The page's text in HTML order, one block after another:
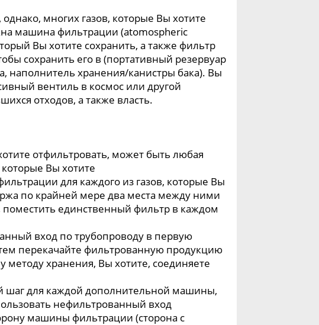
многих газов, которые Вы хотите
машина фильтрации (atomospheric
Вы хотите сохранить, а также фильтр
сохранить его в (портативный резервуар
наполнитель хранения/канистры бака). Вы
вентиль в космос или другой
отходов, а также власть.
отфильтровать, может быть любая
Вы хотите
для каждого из газов, которые Вы
по крайней мере два места между ними
поместить единственный фильтр в каждом
вход по трубопроводу в первую
перекачайте фильтрованную продукцию
методу хранения, Вы хотите, соединяете
шаг для каждой дополнительной машины,
нефильтрованный вход
машины фильтрации (сторона с